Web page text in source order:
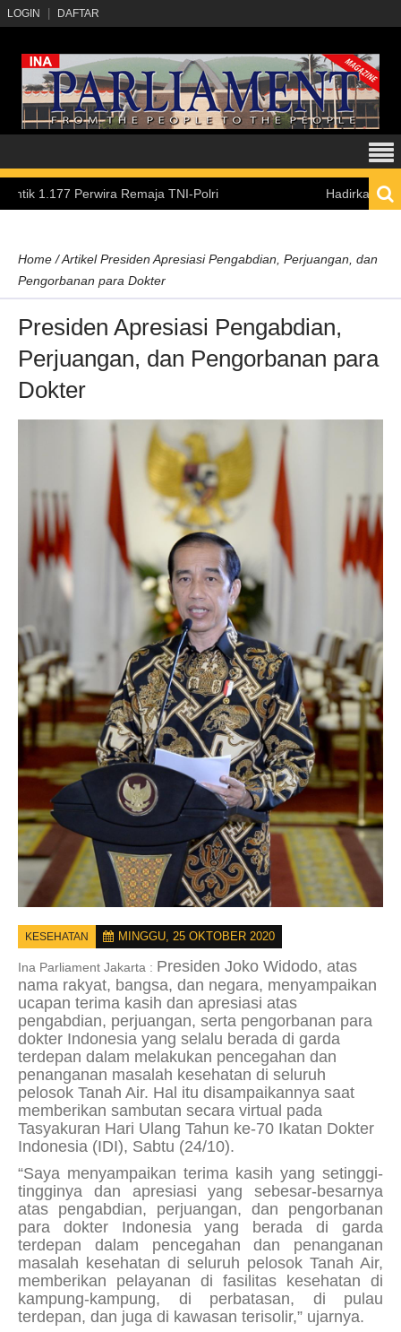
LOGIN DAFTAR
Perwira Remaja TNI-Polri Hadirkan
Home /Artikel Presiden Apresiasi Pengabdian, Perjuangan, dan
Pengorbanan para Dokter
Presiden Apresiasi Pengabdian,
Perjuangan, dan Pengorbanan para
Dokter
KESEHATAN MINGGU, 25 OKTOBER 2020
Ina Parliament Jakarta : Presiden Joko Widodo, atas
nama rakyat, bangsa, dan negara, menyampaikan
ucapan terima kasih dan apresiasi atas
pengabdian, perjuangan, serta pengorbanan para
dokter Indonesia yang selalu berada di garda
terdepan dalam melakukan pencegahan dan
penanganan masalah kesehatan di seluruh
pelosok Tanah Air. Hal itu disampaikannya saat
memberikan sambutan secara virtual pada
Tasyakuran Hari Ulang Tahun ke-70 Ikatan Dokter
Indonesia (IDI), Sabtu (24/10).
“Saya menyampaikan terima kasih yang setinggi-
tingginya dan apresiasi yang sebesar-besarnya
atas pengabdian, perjuangan, dan pengorbanan
para dokter Indonesia yang berada di garda
terdepan dalam pencegahan dan penanganan
masalah kesehatan di seluruh pelosok Tanah Air,
memberikan pelayanan di fasilitas kesehatan di
kampung-kampung, di perbatasan, di pulau
terdepan, dan juga di kawasan terisolir,” ujarnya.